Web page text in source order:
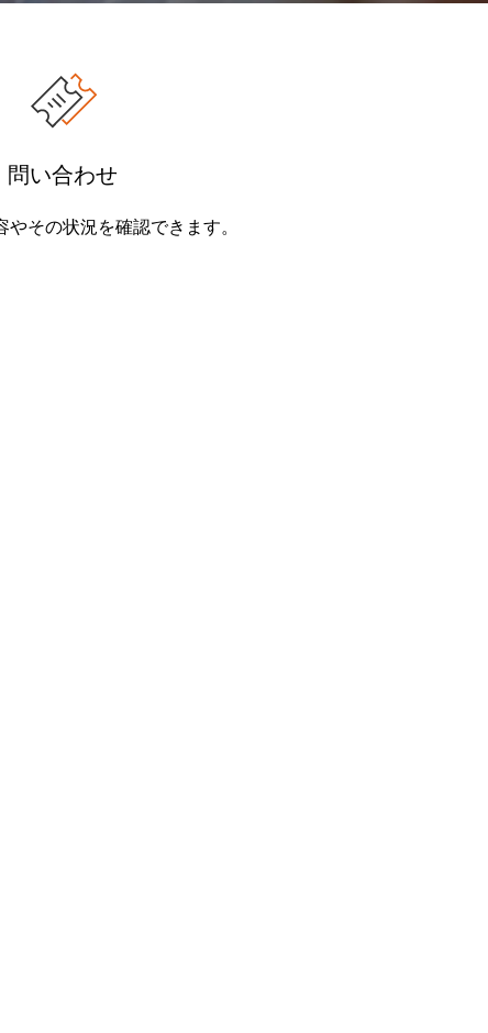
問い合わせ
その状況を確認できます。